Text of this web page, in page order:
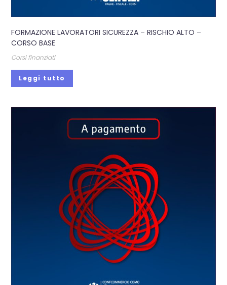
FORMAZIONE LAVORATORI SICUREZZA – RISCHIO ALTO –
CORSO BASE
Corsi finanziati
Leggi tutto